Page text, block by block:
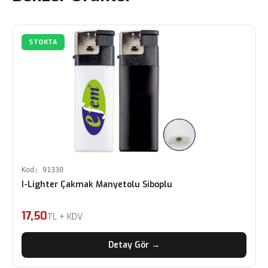
STOKTA
Kod: 91330
I-Lighter Çakmak Manyetolu Siboplu
17,50TL + KDV
Detay Gör →